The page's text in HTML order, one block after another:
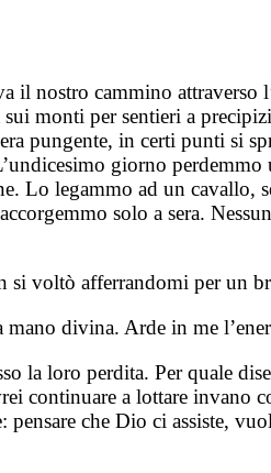
il nostro cammino attraverso
monti per sentieri a
pungente, in certi punti si
giorno perdemmo
Lo legammo ad un cavallo,
solo a sera.
si voltò afferrandomi per un
divina. Arde in me
la loro perdita. Per quale
continuare a lottare invano
che Dio ci assiste,